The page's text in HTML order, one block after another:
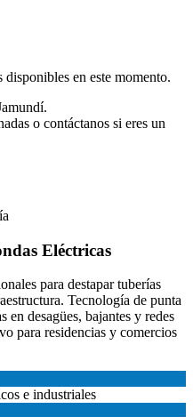
en este momento.
o contáctanos si eres un
Eléctricas
para destapar tuberías
Tecnología de punta
en desagües, bajantes y redes
para residencias y comercios
e industriales